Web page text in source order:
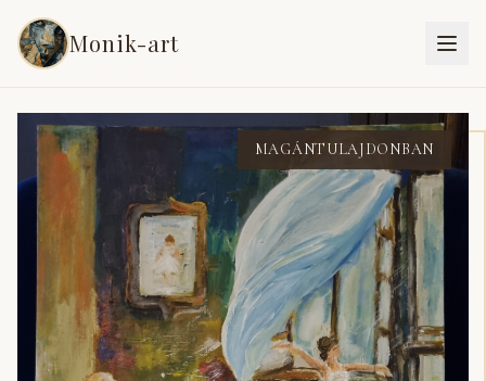
Monik-art
Vissza a festményekhez
MAGÁNTULAJDONBAN